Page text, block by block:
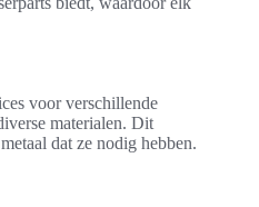
voor verschillende
materialen. Dit
dat ze nodig hebben.